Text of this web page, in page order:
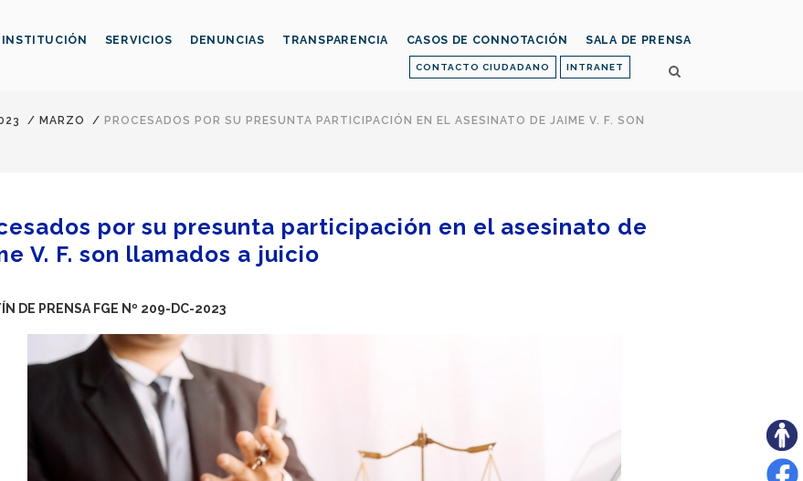
CONTACTO CIUDADANO INTRANET
INSTITUCIÓN SERVICIOS DENUNCIAS TRANSPARENCIA CASOS DE CONNOTACIÓN SALA DE PRENSA
/ MARZO / PROCESADOS POR SU PRESUNTA PARTICIPACIÓN EN EL ASESINATO DE JAIME V. F. SON
por su presunta participación en el asesinato de
V. F. son llamados a juicio
DE PRENSA FGE Nº 209-DC-2023